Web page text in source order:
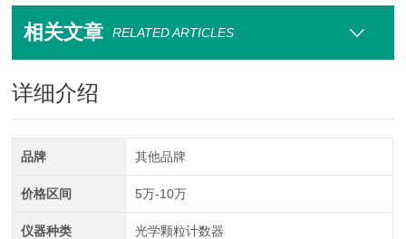
相关文章 RELATED ARTICLES
详细介绍
品牌 其他品牌
价格区间 5万-10万
仪器种类 光学颗粒计数器